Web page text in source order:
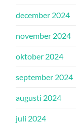
december 2024
november 2024
oktober 2024
september 2024
augusti 2024
juli 2024